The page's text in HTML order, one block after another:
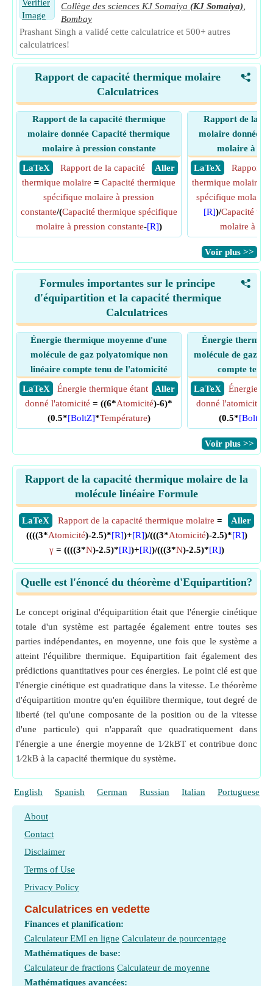
Collège des sciences KJ Somaiya (KJ Somaiya)
Bombay
Prashant Singh a validé cette calculatrice et 500+ autres
calculatrices!
<
Rapport de capacité thermique molaire
Calculatrices
Rapport de la capacité thermique
molaire donnée Capacité thermique
molaire à pression constante
​ LaTeX
​ Aller
Rapport de la capacité
thermique molaire = Capacité thermique
spécifique molaire à pression
constante/(Capacité thermique spécifique
molaire à pression constante-[R])
Rapport de la
molaire donnée
molaire à
​ LaTeX
Rapport
thermique molaire
spécifique molaire
[R])/Capacité
molaire à
​Voir plus >>
<
Formules importantes sur le principe
d'équipartition et la capacité thermique
Calculatrices
Énergie thermique moyenne d'une
molécule de gaz polyatomique non
linéaire compte tenu de l'atomicité
​ LaTeX
​ Aller
Énergie thermique étant
donné l'atomicité = ((6*Atomicité)-6)*
(0.5*[BoltZ]*Température)
Énergie
molécule de gaz
compte tenu
​ LaTeX
Énergie
donné l'atomicité
(0.5*[BoltZ]
​Voir plus >>
Rapport de la capacité thermique molaire de la
molécule linéaire Formule
​LaTeX ​Aller
Rapport de la capacité thermique molaire =
((((3*Atomicité)-2.5)*[R])+[R])/(((3*Atomicité)-2.5)*[R])
γ= ((((3*N)-2.5)*[R])+[R])/(((3*N)-2.5)*[R])
Quelle est l'énoncé du théorème d'Equipartition?
Le concept original d'équipartition était que l'énergie cinétique
totale d'un système est partagée également entre toutes ses
parties indépendantes, en moyenne, une fois que le système a
atteint l'équilibre thermique. Equipartition fait également des
prédictions quantitatives pour ces énergies. Le point clé est que
l'énergie cinétique est quadratique dans la vitesse. Le théorème
d'équipartition montre qu'en équilibre thermique, tout degré de
liberté (tel qu'une composante de la position ou de la vitesse
d'une particule) qui n'apparaît que quadratiquement dans
l'énergie a une énergie moyenne de 1⁄2kBT et contribue donc
1⁄2kB à la capacité thermique du système.
English Spanish German Russian Italian Portuguese
About
Contact
Disclaimer
Terms of Use
Privacy Policy
Calculatrices en vedette
Finances et planification:
Calculateur EMI en ligne Calculateur de pourcentage
Mathématiques de base:
Calculateur de fractions Calculateur de moyenne
Mathématiques avancées: